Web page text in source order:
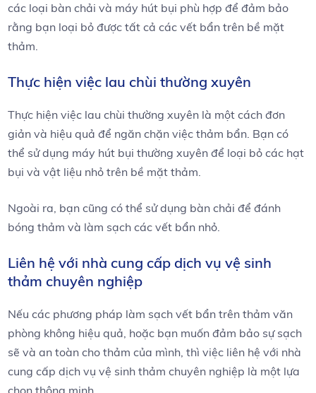
các loại bàn chải và máy hút bụi phù hợp để đảm bảo
rằng bạn loại bỏ được tất cả các vết bẩn trên bề mặt
thảm.
Thực hiện việc lau chùi thường xuyên
Thực hiện việc lau chùi thường xuyên là một cách đơn
giản và hiệu quả để ngăn chặn việc thảm bẩn. Bạn có
thể sử dụng máy hút bụi thường xuyên để loại bỏ các hạt
bụi và vật liệu nhỏ trên bề mặt thảm.
Ngoài ra, bạn cũng có thể sử dụng bàn chải để đánh
bóng thảm và làm sạch các vết bẩn nhỏ.
Liên hệ với nhà cung cấp dịch vụ vệ sinh
thảm chuyên nghiệp
Nếu các phương pháp làm sạch vết bẩn trên thảm văn
phòng không hiệu quả, hoặc bạn muốn đảm bảo sự sạch
sẽ và an toàn cho thảm của mình, thì việc liên hệ với nhà
cung cấp dịch vụ vệ sinh thảm chuyên nghiệp là một lựa